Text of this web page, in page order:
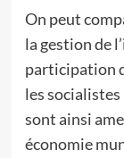
On peut
la gestion de
participation
les
sont ainsi
économie